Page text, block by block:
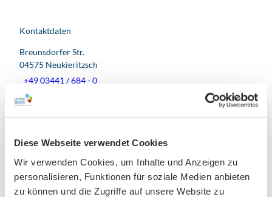
Diese Webseite verwendet Cookies
Wir verwenden Cookies, um Inhalte und Anzeigen zu
personalisieren, Funktionen für soziale Medien anbieten
zu können und die Zugriffe auf unsere Website zu
Kontaktdaten
Breunsdorfer Str.
04575 Neukieritzsch
+49 03441 / 684 - 0
info@mibrag.de
Website
Anreise mit dem Auto